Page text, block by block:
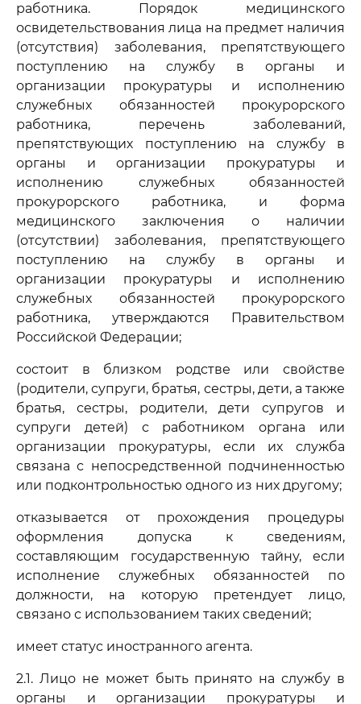
работника. Порядок медицинского
освидетельствования лица на предмет наличия
(отсутствия) заболевания, препятствующего
поступлению на службу в органы и
организации прокуратуры и исполнению
служебных обязанностей прокурорского
работника, перечень заболеваний,
препятствующих поступлению на службу в
органы и организации прокуратуры и
исполнению служебных обязанностей
прокурорского работника, и форма
медицинского заключения о наличии
(отсутствии) заболевания, препятствующего
поступлению на службу в органы и
организации прокуратуры и исполнению
служебных обязанностей прокурорского
работника, утверждаются Правительством
Российской Федерации;
состоит в близком родстве или свойстве
(родители, супруги, братья, сестры, дети, а также
братья, сестры, родители, дети супругов и
супруги детей) с работником органа или
организации прокуратуры, если их служба
связана с непосредственной подчиненностью
или подконтрольностью одного из них другому;
отказывается от прохождения процедуры
оформления допуска к сведениям,
составляющим государственную тайну, если
исполнение служебных обязанностей по
должности, на которую претендует лицо,
связано с использованием таких сведений;
имеет статус иностранного агента.
2.1. Лицо не может быть принято на службу в
органы и организации прокуратуры и